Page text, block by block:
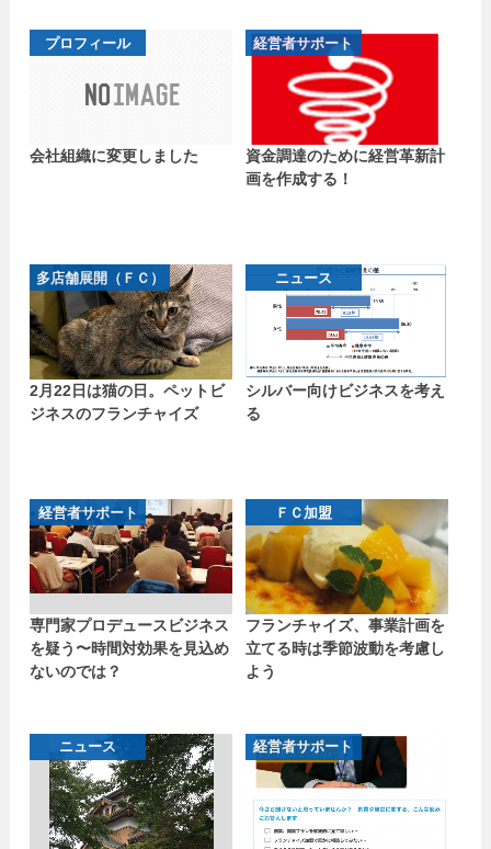
プロフィール
会社組織に変更しました
経営者サポート
資金調達のために経営革新計
画を作成する！
多店舗展開（ＦＣ）
2月22日は猫の日。ペットビ
ジネスのフランチャイズ
ニュース
シルバー向けビジネスを考え
る
経営者サポート
専門家プロデュースビジネス
を疑う〜時間対効果を見込め
ないのでは？
ＦＣ加盟
フランチャイズ、事業計画を
立てる時は季節波動を考慮し
よう
ニュース 経営者サポート